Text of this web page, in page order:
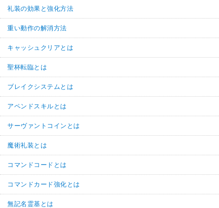
礼装の効果と強化方法
重い動作の解消方法
キャッシュクリアとは
聖杯転臨とは
ブレイクシステムとは
アペンドスキルとは
サーヴァントコインとは
魔術礼装とは
コマンドコードとは
コマンドカード強化とは
無記名霊基とは